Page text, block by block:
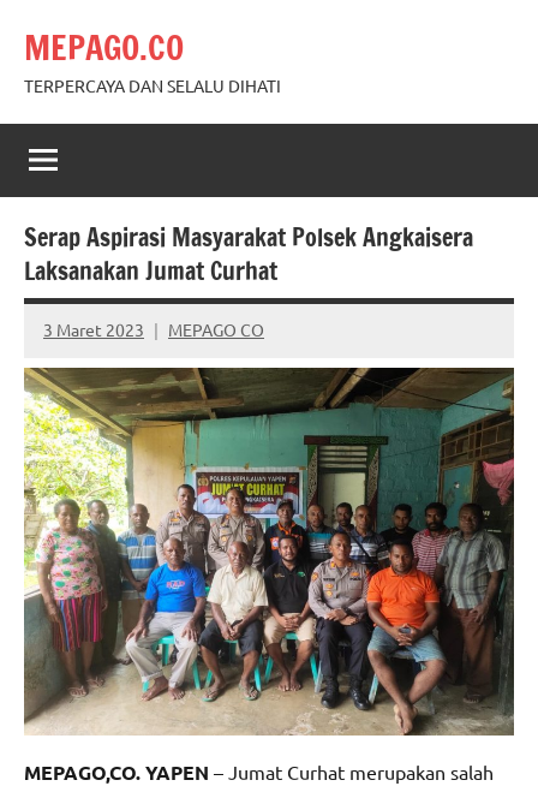
content
MEPAGO.CO
TERPERCAYA DAN SELALU DIHATI
Serap Aspirasi Masyarakat Polsek Angkaisera
Laksanakan Jumat Curhat
3 Maret 2023 MEPAGO CO
No
comments
MEPAGO,CO. YAPEN – Jumat Curhat merupakan salah